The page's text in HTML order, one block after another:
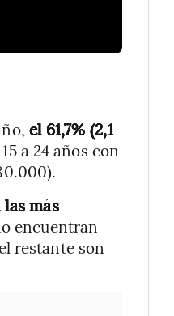
el 61,7% (2,1
a 24 años con
más
encuentran
restante son